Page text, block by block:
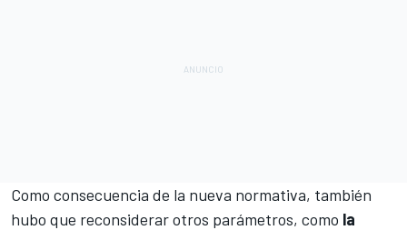
Como consecuencia de la nueva normativa, también
hubo que reconsiderar otros parámetros, como la